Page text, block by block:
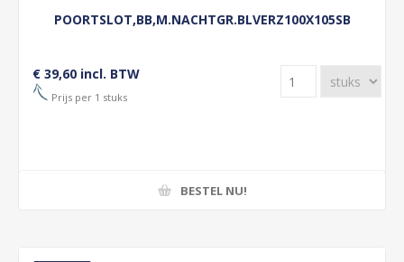
POORTSLOT,BB,M.NACHTGR.BLVERZ100X105SB
€ 39,60 incl. BTW
Prijs per 1 stuks
BESTEL NU!